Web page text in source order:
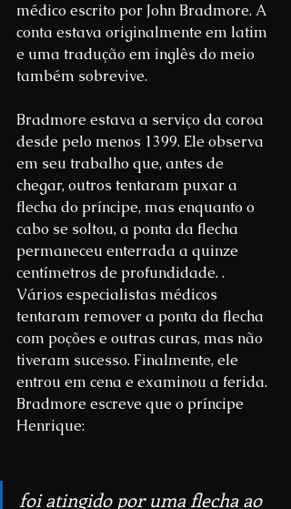
médico escrito por John Bradmore. A
conta estava originalmente em latim
e uma tradução em inglês do meio
também sobrevive.
Bradmore estava a serviço da coroa
desde pelo menos 1399. Ele observa
em seu trabalho que, antes de
chegar, outros tentaram puxar a
flecha do príncipe, mas enquanto o
cabo se soltou, a ponta da flecha
permaneceu enterrada a quinze
centímetros de profundidade. .
Vários especialistas médicos
tentaram remover a ponta da flecha
com poções e outras curas, mas não
tiveram sucesso. Finalmente, ele
entrou em cena e examinou a ferida.
Bradmore escreve que o príncipe
Henrique:
foi atingido por uma flecha ao